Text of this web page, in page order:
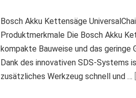
Bosch Akku Kettensäge
Produktmerkmale Die Bosch Akku
kompakte Bauweise und das
Dank des innovativen SDS-Systems
zusätzliches Werkzeug schnell und …